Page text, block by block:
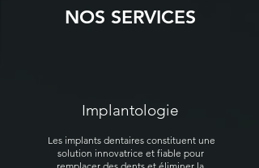
NOS SERVICES
Implantologie
Les implants dentaires constituent une
solution innovatrice et fiable pour